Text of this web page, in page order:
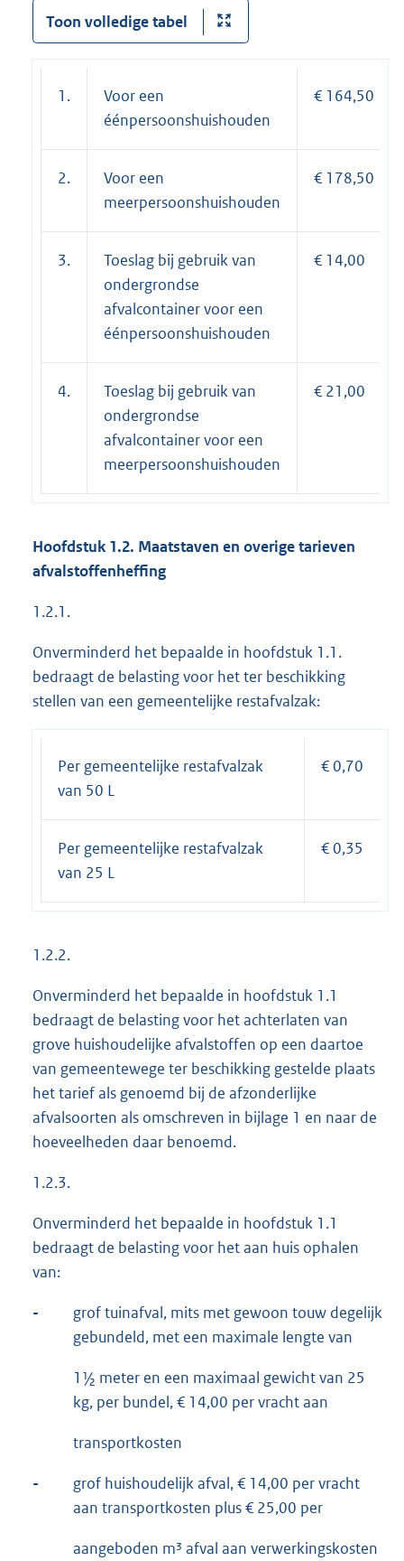
Toon volledige tabel
1.
Voor een
éénpersoonshuishouden
€ 164,50
2.
Voor een
meerpersoonshuishouden
€ 178,50
3.
Toeslag bij gebruik van
ondergrondse
afvalcontainer voor een
éénpersoonshuishouden
€ 14,00
4.
Toeslag bij gebruik van
ondergrondse
afvalcontainer voor een
meerpersoonshuishouden
€ 21,00
Hoofdstuk 1.2. Maatstaven en overige tarieven
afvalstoffenheffing
1.2.1.
Onverminderd het bepaalde in hoofdstuk 1.1.
bedraagt de belasting voor het ter beschikking
stellen van een gemeentelijke restafvalzak:
Per gemeentelijke restafvalzak
van 50 L
€ 0,70
Per gemeentelijke restafvalzak
van 25 L
€ 0,35
1.2.2.
Onverminderd het bepaalde in hoofdstuk 1.1
bedraagt de belasting voor het achterlaten van
grove huishoudelijke afvalstoffen op een daartoe
van gemeentewege ter beschikking gestelde plaats
het tarief als genoemd bij de afzonderlijke
afvalsoorten als omschreven in bijlage 1 en naar de
hoeveelheden daar benoemd.
1.2.3.
Onverminderd het bepaalde in hoofdstuk 1.1
bedraagt de belasting voor het aan huis ophalen
van:
-
grof tuinafval, mits met gewoon touw degelijk
gebundeld, met een maximale lengte van
1½ meter en een maximaal gewicht van 25
kg, per bundel, € 14,00 per vracht aan
transportkosten
-
grof huishoudelijk afval, € 14,00 per vracht
aan transportkosten plus € 25,00 per
aangeboden m³ afval aan verwerkingskosten